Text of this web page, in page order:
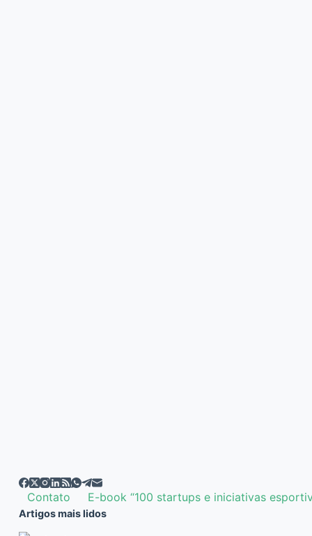
Contato E-book “100 startups e iniciativas
Artigos mais lidos